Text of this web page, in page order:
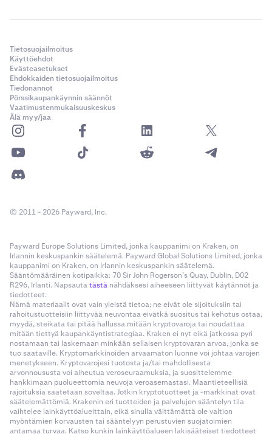
Tietosuojailmoitus
Käyttöehdot
Evästeasetukset
Ehdokkaiden tietosuojailmoitus
Tiedonannot
Pörssikaupankäynnin säännöt
Vaatimustenmukaisuuskeskus
Älä myy/jaa
© 2011 - 2026 Payward, Inc.
Payward Europe Solutions Limited, jonka kauppanimi on Kraken, on
Irlannin keskuspankin säätelemä. Payward Global Solutions Limited, jonka
kauppanimi on Kraken, on Irlannin keskuspankin säätelemä.
Sääntömääräinen kotipaikka: 70 Sir John Rogerson’s Quay, Dublin, D02
R296, Irlanti. Napsautatästä nähdäksesi aiheeseen liittyvät käytännöt ja
tiedotteet.
Nämä materiaalit ovat vain yleistä tietoa; ne eivät ole sijoituksiin tai
rahoitustuotteisiin liittyvää neuvontaa eivätkä suositus tai kehotus ostaa,
myydä, steikata tai pitää hallussa mitään kryptovaroja tai noudattaa
mitään tiettyä kaupankäyntistrategiaa. Kraken ei nyt eikä jatkossa pyri
nostamaan tai laskemaan minkään sellaisen kryptovaran arvoa, jonka se
tuo saataville. Kryptomarkkinoiden arvaamaton luonne voi johtaa varojen
menetykseen. Kryptovarojesi tuotosta ja/tai mahdollisesta
arvonnoususta voi aiheutua veroseuraamuksia, ja suosittelemme
hankkimaan puolueettomia neuvoja veroasemastasi. Maantieteellisiä
rajoituksia saatetaan soveltaa. Jotkin kryptotuotteet ja -markkinat ovat
säätelemättömiä. Krakenin eri tuotteiden ja palvelujen sääntelyn tila
vaihtelee lainkäyttöalueittain, eikä sinulla välttämättä ole valtion
myöntämien korvausten tai sääntelyyn perustuvien suojatoimien
antamaa turvaa. Katso kunkin lainkäyttöalueen lakisääteiset tiedotteet